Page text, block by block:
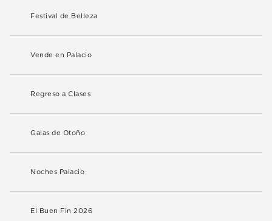
Festival de Belleza
Vende en Palacio
Regreso a Clases
Galas de Otoño
Noches Palacio
El Buen Fin 2026